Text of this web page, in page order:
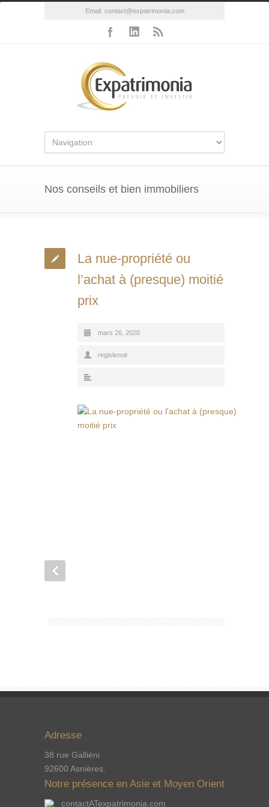
Email: contact@expatrimonia.com
Nos conseils et bien immobiliers
La nue-propriété ou
l’achat à (presque) moitié
prix
mars 26, 2020
regislenoir
Adresse
38 rue Galliéni
92600 Asnières.
Notre présence en Asie et Moyen Orient
contactATexpatrimonia.com